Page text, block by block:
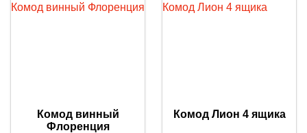
Комод винный
Флоренция
Комод Лион 4 ящика